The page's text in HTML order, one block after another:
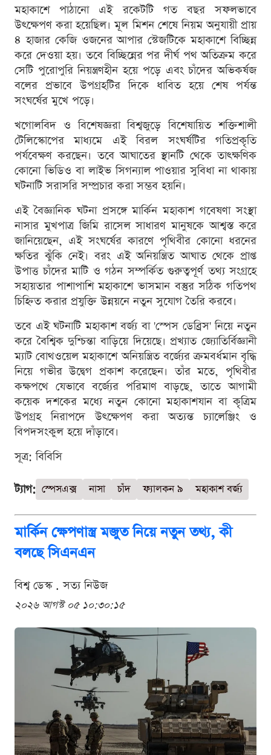
মহাকাশে পাঠানো এই রকেটটি গত বছর সফলভাবে
উৎক্ষেপণ করা হয়েছিল। মূল মিশন শেষে নিয়ম অনুযায়ী প্রায়
৪ হাজার কেজি ওজনের আপার স্টেজটিকে মহাকাশে বিচ্ছিন্ন
করে দেওয়া হয়। তবে বিচ্ছিন্নের পর দীর্ঘ পথ অতিক্রম করে
সেটি পুরোপুরি নিয়ন্ত্রণহীন হয়ে পড়ে এবং চাঁদের অভিকর্ষজ
বলের প্রভাবে উপগ্রহটির দিকে ধাবিত হয়ে শেষ পর্যন্ত
সংঘর্ষের মুখে পড়ে।
খগোলবিদ ও বিশেষজ্ঞরা বিশ্বজুড়ে বিশেষায়িত শক্তিশালী
টেলিস্কোপের মাধ্যমে এই বিরল সংঘর্ষটির গতিপ্রকৃতি
পর্যবেক্ষণ করছেন। তবে আঘাতের স্থানটি থেকে তাত্ক্ষণিক
কোনো ভিডিও বা লাইভ সিগন্যাল পাওয়ার সুবিধা না থাকায়
ঘটনাটি সরাসরি সম্প্রচার করা সম্ভব হয়নি।
এই বৈজ্ঞানিক ঘটনা প্রসঙ্গে মার্কিন মহাকাশ গবেষণা সংস্থা
নাসার মুখপাত্র জিমি রাসেল সাধারণ মানুষকে আশ্বস্ত করে
জানিয়েছেন, এই সংঘর্ষের কারণে পৃথিবীর কোনো ধরনের
ক্ষতির ঝুঁকি নেই। বরং এই অনিয়ন্ত্রিত আঘাত থেকে প্রাপ্ত
উপাত্ত চাঁদের মাটি ও গঠন সম্পর্কিত গুরুত্বপূর্ণ তথ্য সংগ্রহে
সহায়তার পাশাপাশি মহাকাশে ভাসমান বস্তুর সঠিক গতিপথ
চিহ্নিত করার প্রযুক্তি উন্নয়নে নতুন সুযোগ তৈরি করবে।
তবে এই ঘটনাটি মহাকাশ বর্জ্য বা 'স্পেস ডেব্রিস' নিয়ে নতুন
করে বৈশ্বিক দুশ্চিন্তা বাড়িয়ে দিয়েছে। প্রখ্যাত জ্যোতির্বিজ্ঞানী
ম্যাট বোথওয়েল মহাকাশে অনিয়ন্ত্রিত বর্জ্যের ক্রমবর্ধমান বৃদ্ধি
নিয়ে গভীর উদ্বেগ প্রকাশ করেছেন। তাঁর মতে, পৃথিবীর
কক্ষপথে যেভাবে বর্জ্যের পরিমাণ বাড়ছে, তাতে আগামী
কয়েক দশকের মধ্যে নতুন কোনো মহাকাশযান বা কৃত্রিম
উপগ্রহ নিরাপদে উৎক্ষেপণ করা অত্যন্ত চ্যালেঞ্জিং ও
বিপদসংকুল হয়ে দাঁড়াবে।
সূত্র: বিবিসি
ট্যাগ: স্পেসএক্স নাসা চাঁদ ফ্যালকন ৯ মহাকাশ বর্জ্য
মার্কিন ক্ষেপণাস্ত্র মজুত নিয়ে নতুন তথ্য, কী
বলছে সিএনএন
বিশ্ব ডেস্ক . সত্য নিউজ
২০২৬ আগস্ট ০৫ ১০:৩০:১৫